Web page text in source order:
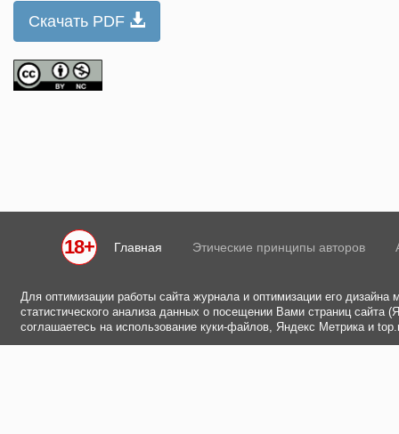
Скачать PDF
18+ Главная Этические принципы авторов
Для оптимизации работы сайта журнала и оптимизации его
статистического анализа данных о посещении Вами страниц
соглашаетесь на использование куки-файлов, Яндекс Метрика и